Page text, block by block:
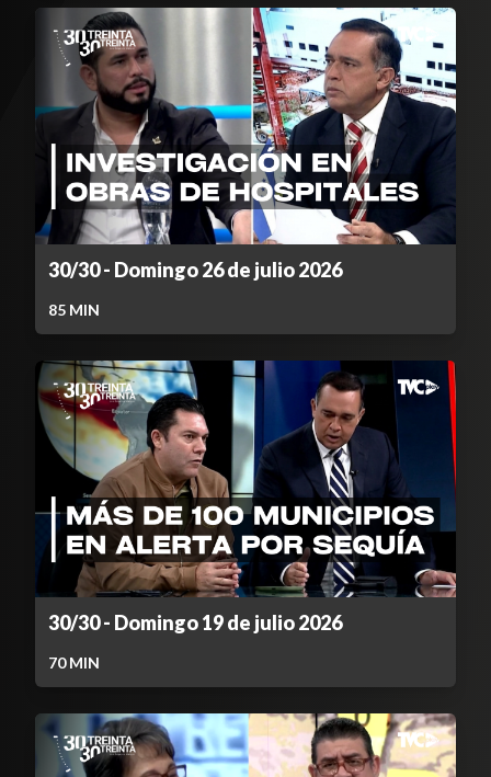
30/30 - Domingo 26 de julio 2026
85 MIN
30/30 - Domingo 19 de julio 2026
70MIN